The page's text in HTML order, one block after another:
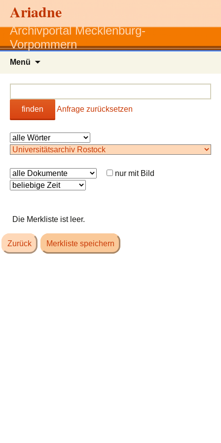
Ariadne
Archivportal Mecklenburg-
Vorpommern
Menü
finden Anfrage zurücksetzen
nur mit Bild
Die Merkliste ist leer.
Zurück Merkliste speichern